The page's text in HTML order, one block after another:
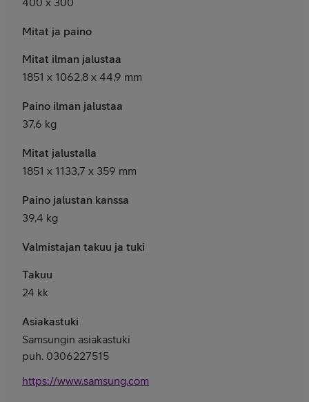
Mitat ja paino
Mitat ilman jalustaa
1851 x 1062,8 x 44,9 mm
Paino ilman jalustaa
37,6 kg
Mitat jalustalla
1851 x 1133,7 x 359 mm
Paino jalustan kanssa
39,4 kg
Valmistajan takuu ja tuki
Takuu
24 kk
Asiakastuki
Samsungin asiakastuki
puh. 0306227515
https://www.samsung.com/fi/support/contact/